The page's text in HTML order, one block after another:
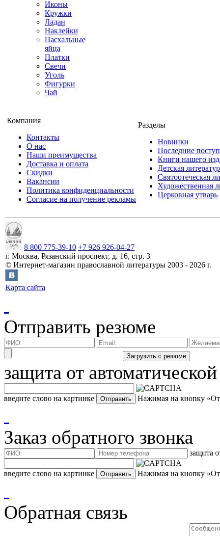
Иконы
Кружки
Ладан
Наклейки
Пасхальные
яйца
Платки
Свечи
Уголь
Фигурки
Чай
Компания
Контакты
О нас
Наши преимущества
Доставка и оплата
Скидки
Вакансии
Политика конфиденциальности
Согласие на получение рекламы
Разделы
Новинки
Последние
Книги нашего
Детская
Святоотеческая
Художественная
Церковная утварь
8 800 775-39-10 +7 926 926-04-27
г. Москва, Рязанский проспект, д. 16, стр. 3
© Интернет-магазин православной литературы 2003 - 2026 г.
Карта сайта
Отправить резюме
защита от
введите слово на картинке Нажимая на кнопку
Заказ обратного звонка
защита
введите слово на картинке Нажимая на кнопку
Обратная связь